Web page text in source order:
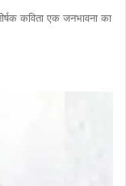
कविता एक जनभावना का